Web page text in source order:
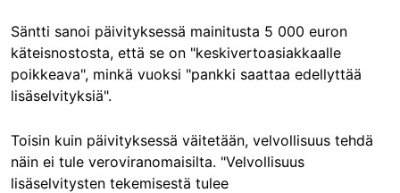
Säntti sanoi päivityksessä mainitusta 5 000 euron
käteisnostosta, että se on "keskivertoasiakkaalle
poikkeava", minkä vuoksi "pankki saattaa edellyttää
lisäselvityksiä".
Toisin kuin päivityksessä väitetään, velvollisuus tehdä
näin ei tule veroviranomaisilta. "Velvollisuus
lisäselvitysten tekemisestä tulee